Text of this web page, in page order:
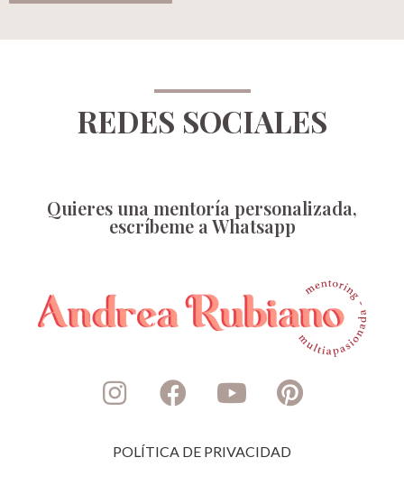
REDES SOCIALES
Quieres una mentoría personalizada,
escríbeme a Whatsapp
POLÍTICA DE PRIVACIDAD